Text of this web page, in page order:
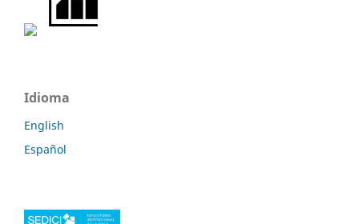
Idioma
English
Español